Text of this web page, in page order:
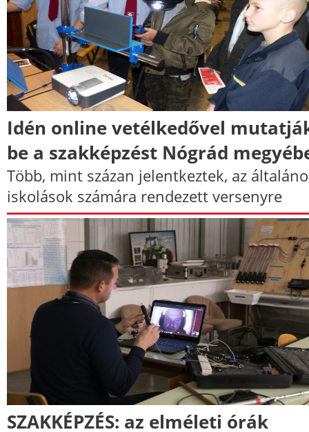
Idén online vetélkedővel
be a szakképzést Nógrád
Több, mint százan jelentkeztek, az
iskolások számára rendezett versenyre
SZAKKÉPZÉS: az elméleti órák